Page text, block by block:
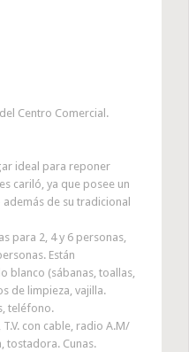
Centro Comercial.
ideal para reponer
cariló, ya que posee un
de su tradicional
para 2, 4 y 6 personas,
Están
blanco (sábanas, toallas,
de limpieza, vajilla.
teléfono.
con cable, radio A.M/
tostadora. Cunas.